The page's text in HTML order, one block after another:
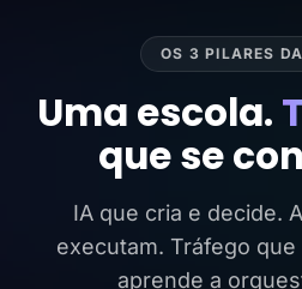
OS 3 PILARES
Uma escola.
que se
IA que cria e decide.
executam. Tráfego
aprende a